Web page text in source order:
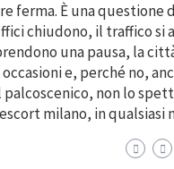
ferma. È una questione
chiudono, il traffico si
una pausa, la
e, perché no,
palcoscenico, non lo
milano, in